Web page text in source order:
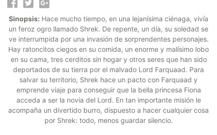
Sinopsis: Hace mucho tiempo, en una lejanísima ciénaga, vivía
un feroz ogro llamado Shrek. De repente, un día, su soledad se
ve interrumpida por una invasión de sorprendentes personajes.
Hay ratoncitos ciegos en su comida, un enorme y malísimo lobo
en su cama, tres cerditos sin hogar y otros seres que han sido
deportados de su tierra por el malvado Lord Farquaad. Para
salvar su territorio, Shrek hace un pacto con Farquaad y
emprende viaje para conseguir que la bella princesa Fiona
acceda a ser la novia del Lord. En tan importante misión le
acompaña un divertido burro, dispuesto a hacer cualquier cosa
por Shrek: todo, menos guardar silencio.